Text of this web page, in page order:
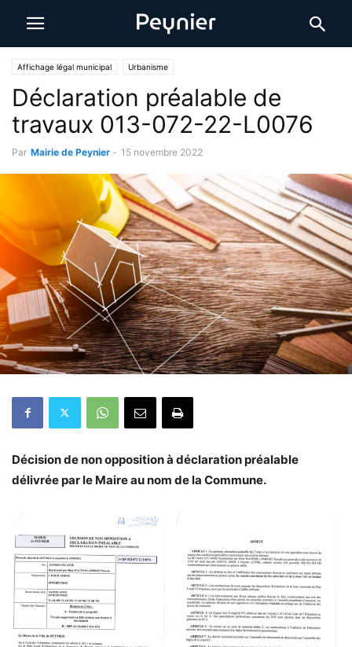
Affichage légal municipal Urbanisme
Déclaration préalable de
travaux 013-072-22-L0076
Par Mairie de Peynier - 15 novembre 2022
Décision de non opposition à déclaration préalable
délivrée par le Maire au nom de la Commune.